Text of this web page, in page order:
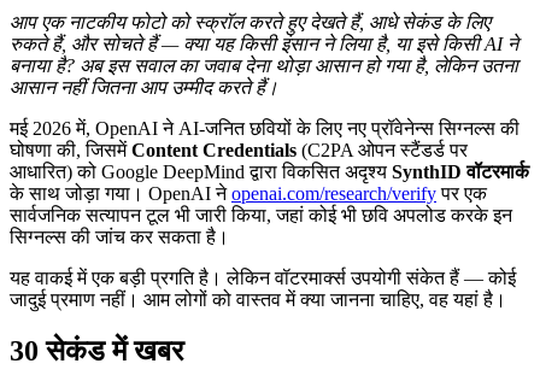
आप एक नाटकीय फोटो को स्क्रॉल करते हुए देखते हैं, आधे सेकंड के लिए
रुकते हैं, और सोचते हैं — क्या यह किसी इंसान ने लिया है, या इसे किसी AI ने
बनाया है? अब इस सवाल का जवाब देना थोड़ा आसान हो गया है, लेकिन उतना
आसान नहीं जितना आप उम्मीद करते हैं।
मई 2026 में, OpenAI ने AI-जनित छवियों के लिए नए प्रॉवेनेन्स सिग्नल्स की
घोषणा की, जिसमेंContent Credentials (C2PA ओपन स्टैंडर्ड पर
आधारित) को Google DeepMind द्वारा विकसित अदृश्य SynthID वॉटरमार्क
के साथ जोड़ा गया। OpenAI नेopenai.com/research/verifyपर एक
सार्वजनिक सत्यापन टूल भी जारी किया, जहां कोई भी छवि अपलोड करके इन
सिग्नल्स की जांच कर सकता है।
यह वाकई में एक बड़ी प्रगति है। लेकिन वॉटरमार्क्स उपयोगी संकेत हैं — कोई
जादुई प्रमाण नहीं। आम लोगों को वास्तव में क्या जानना चाहिए, वह यहां है।
30 सेकंड में खबर